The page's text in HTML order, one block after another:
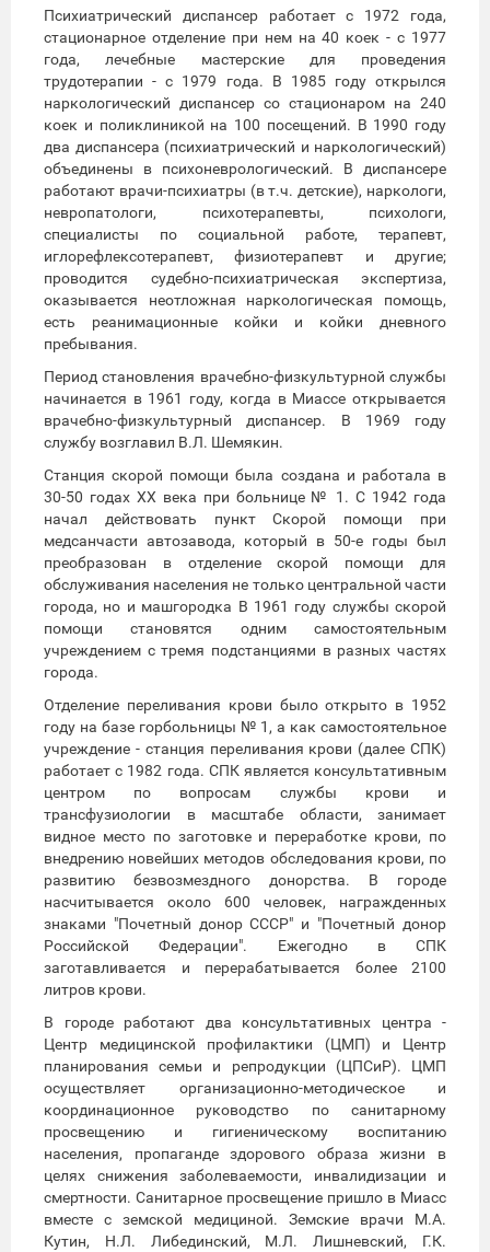
Психиатрический диспансер работает с 1972 года,
стационарное отделение при нем на 40 коек - с 1977
года, лечебные мастерские для проведения
трудотерапии - с 1979 года. В 1985 году открылся
наркологический диспансер со стационаром на 240
коек и поликлиникой на 100 посещений. В 1990 году
два диспансера (психиатрический и наркологический)
объединены в психоневрологический. В диспансере
работают врачи-психиатры (в т.ч. детские), наркологи,
невропатологи, психотерапевты, психологи,
специалисты по социальной работе, терапевт,
иглорефлексотерапевт, физиотерапевт и другие;
проводится судебно-психиатрическая экспертиза,
оказывается неотложная наркологическая помощь,
есть реанимационные койки и койки дневного
пребывания.
Период становления врачебно-физкультурной службы
начинается в 1961 году, когда в Миассе открывается
врачебно-физкультурный диспансер. В 1969 году
службу возглавил В.Л. Шемякин.
Станция скорой помощи была создана и работала в
30-50 годах XX века при больнице № 1. С 1942 года
начал действовать пункт Скорой помощи при
медсанчасти автозавода, который в 50-е годы был
преобразован в отделение скорой помощи для
обслуживания населения не только центральной части
города, но и машгородка В 1961 году службы скорой
помощи становятся одним самостоятельным
учреждением с тремя подстанциями в разных частях
города.
Отделение переливания крови было открыто в 1952
году на базе горбольницы № 1, а как самостоятельное
учреждение - станция переливания крови (далее СПК)
работает с 1982 года. СПК является консультативным
центром по вопросам службы крови и
трансфузиологии в масштабе области, занимает
видное место по заготовке и переработке крови, по
внедрению новейших методов обследования крови, по
развитию безвозмездного донорства. В городе
насчитывается около 600 человек, награжденных
знаками "Почетный донор СССР" и "Почетный донор
Российской Федерации". Ежегодно в СПК
заготавливается и перерабатывается более 2100
литров крови.
В городе работают два консультативных центра -
Центр медицинской профилактики (ЦМП) и Центр
планирования семьи и репродукции (ЦПСиР). ЦМП
осуществляет организационно-методическое и
координационное руководство по санитарному
просвещению и гигиеническому воспитанию
населения, пропаганде здорового образа жизни в
целях снижения заболеваемости, инвалидизации и
смертности. Санитарное просвещение пришло в Миасс
вместе с земской медициной. Земские врачи М.А.
Кутин, Н.Л. Либединский, М.Л. Лишневский, Г.К.